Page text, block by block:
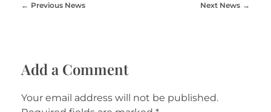
Previous News Next News
Add a Comment
Your email address will not be published.